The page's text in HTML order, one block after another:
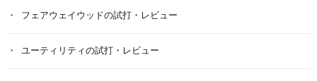
フェアウェイウッドの試打・レビュー
ユーティリティの試打・レビュー